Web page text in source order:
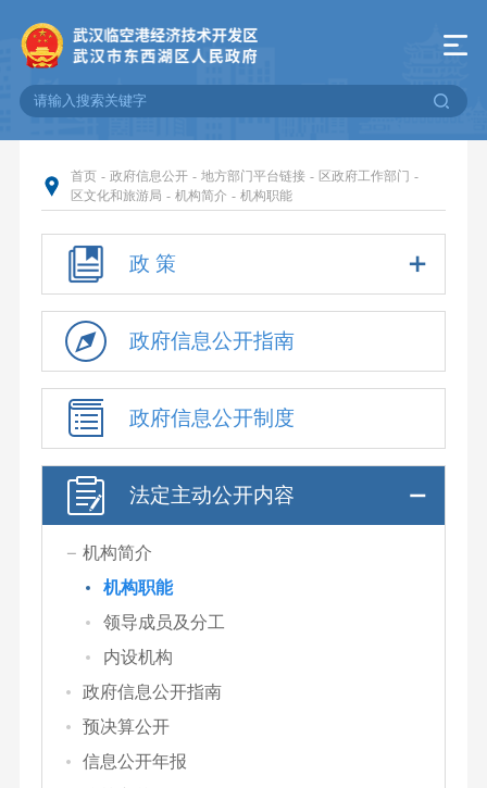
首页 - 政府信息公开 - 地方部门平台链接 - 区政府工作部门 -
区文化和旅游局 - 机构简介 - 机构职能
政 策
政府信息公开指南
政府信息公开制度
法定主动公开内容
机构简介
机构职能
领导成员及分工
内设机构
政府信息公开指南
预决算公开
信息公开年报